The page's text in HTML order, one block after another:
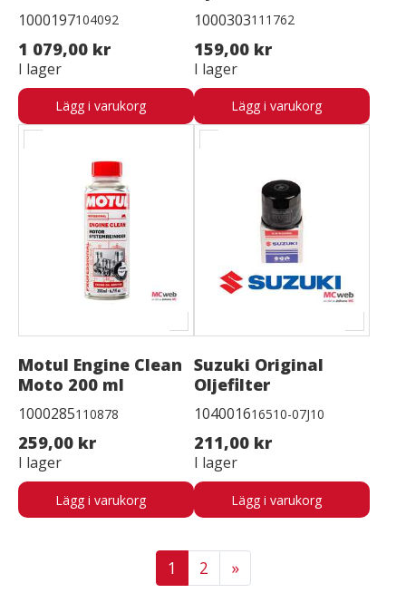
1000197104092
1 079,00 kr
I lager
Lägg i varukorg
1000303111762
159,00 kr
I lager
Lägg i varukorg
Motul Engine Clean
Moto 200 ml
1000285110878
259,00 kr
I lager
Lägg i varukorg
Suzuki Original
Oljefilter
104001616510-07J10
211,00 kr
I lager
Lägg i varukorg
1 2 »